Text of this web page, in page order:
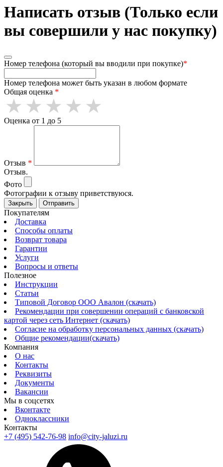
Написать отзыв (Только если
вы совершили у нас покупку)
Номер телефона (который вы вводили при покупке)*
Номер телефона может быть указан в любом формате
Общая оценка *
Оценка от 1 до 5
Отзыв *
Отзыв.
Фото
Фотографии к отзыву приветствуюся.
Закрыть Отправить
Покупателям
Доставка
Способы оплаты
Возврат товара
Гарантии
Услуги
Вопросы и ответы
Полезное
Инструкции
Статьи
Типовой Договор ООО Авалон (скачать)
Рекомендации при совершении операций с банковской
картой через сеть Интернет (скачать)
Согласие на обработку персональных данных (скачать)
Общие рекомендации(скачать)
Компания
О нас
Контакты
Реквизиты
Документы
Вакансии
Мы в соцсетях
Вконтакте
Одноклассники
Контакты
+7 (495) 542-76-98 info@city-jaluzi.ru